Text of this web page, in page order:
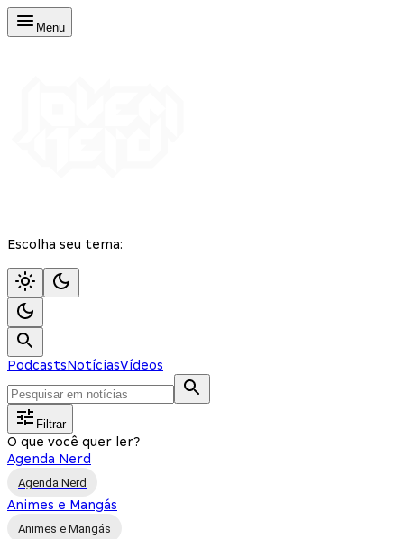
Menu
Escolha seu tema:
PodcastsNotíciasVídeos
Filtrar
O que você quer ler?
Agenda Nerd
Agenda Nerd
Animes e Mangás
Animes e Mangás